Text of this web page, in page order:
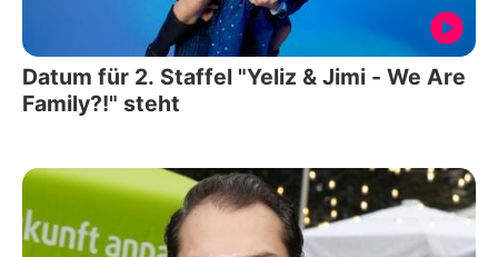
Datum für 2. Staffel "Yeliz & Jimi - We Are
Family?!" steht